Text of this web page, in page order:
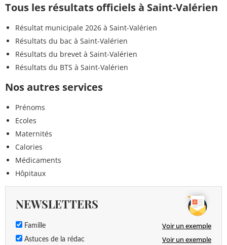
Tous les résultats officiels à Saint-Valérien
Résultat municipale 2026 à Saint-Valérien
Résultats du bac à Saint-Valérien
Résultats du brevet à Saint-Valérien
Résultats du BTS à Saint-Valérien
Nos autres services
Prénoms
Ecoles
Maternités
Calories
Médicaments
Hôpitaux
NEWSLETTERS
Famille Voir un exemple
Astuces de la rédac Voir un exemple